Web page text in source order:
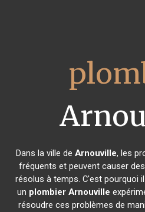
Dans la ville de Arnouville, les
fréquents et peuvent causer
résolus à temps. C'est pourquoi
un plombier Arnouville
résoudre ces problèmes de